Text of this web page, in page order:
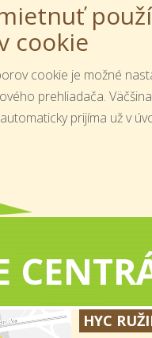
cookie
cookie je možné
prehliadača.
prijíma už v
HYC